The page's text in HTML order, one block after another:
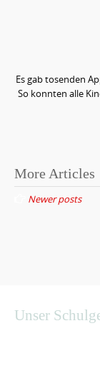
Es gab tosenden
So konnten alle
P
a
More Articles
Newer posts
Unser